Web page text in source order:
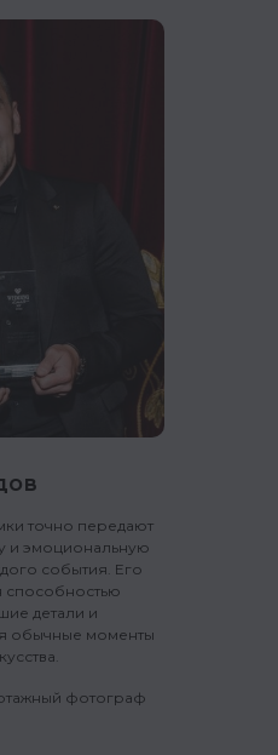
точно передают
и эмоциональную
события. Его
способностью
детали и
обычные моменты
фотограф
в
18 лет.
среди
не